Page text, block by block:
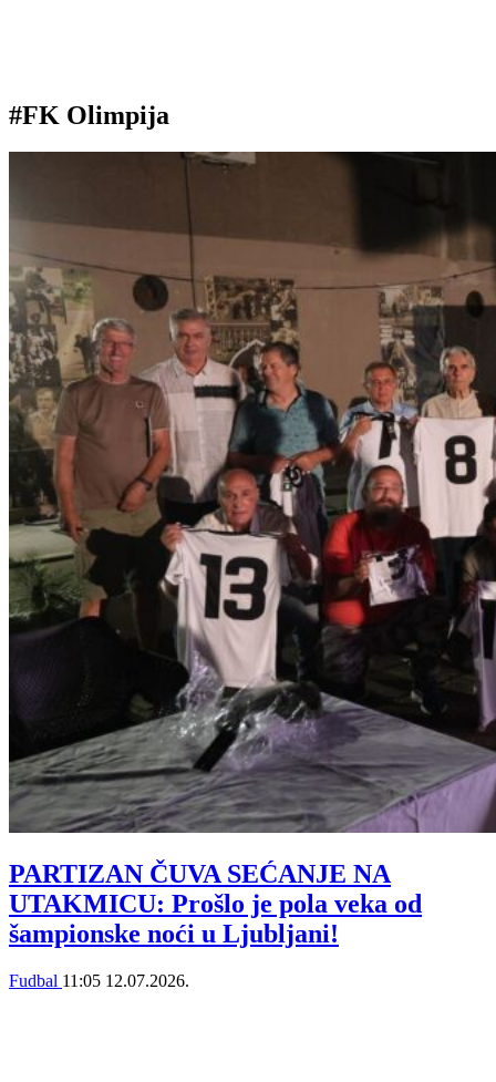
#FK Olimpija
PARTIZAN ČUVA SEĆANJE NA
UTAKMICU: Prošlo je pola veka od
šampionske noći u Ljubljani!
Fudbal 11:05 12.07.2026.